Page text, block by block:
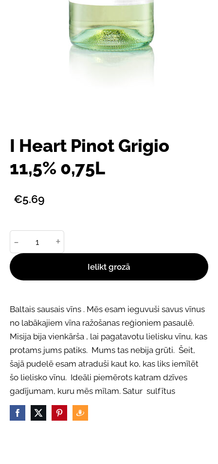
I Heart Pinot Grigio
11,5% 0,75L
€5.69
- +
Ielikt grozā
Baltais sausais vīns . Mēs esam ieguvuši savus vīnus
no labākajiem vīna ražošanas reģioniem pasaulē.
Misija bija vienkārša , lai pagatavotu lielisku vīnu, kas
protams jums patiks. Mums tas nebija grūti. Šeit,
šajā pudelē esam atraduši kaut ko, kas liks iemīlēt
šo lielisko vīnu. Ideāli piemērots katram dzīves
gadījumam, kuru mēs mīlam. Satur sulfītus